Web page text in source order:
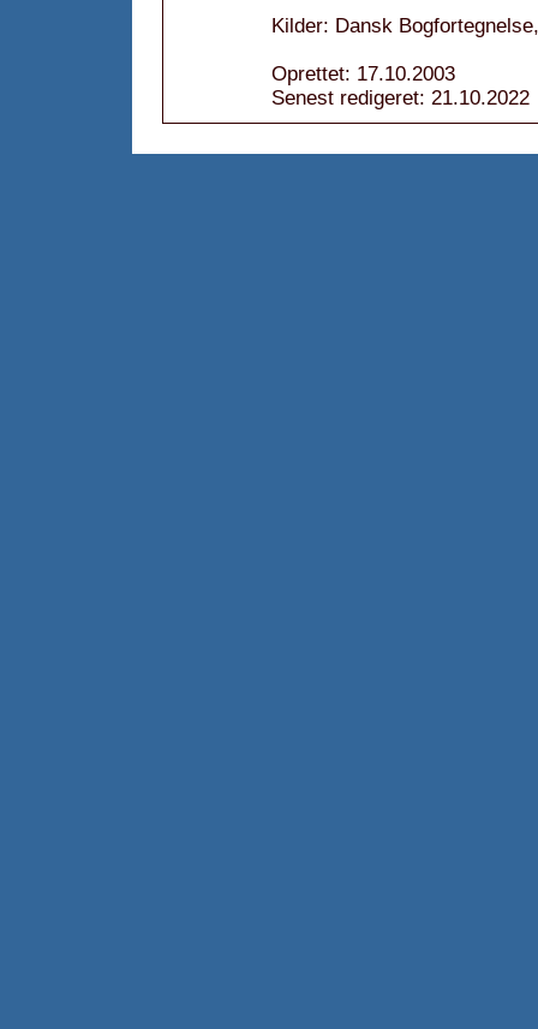
Kilder: Dansk
Oprettet: 17.10.2003
Senest redigeret: 21.10.2022